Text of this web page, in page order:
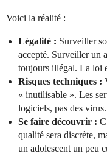
Voici la réalité :
Légalité : Surveiller
accepté. Surveiller un
toujours illégal. La loi
Risques techniques :
« inutilisable ». Les
logiciels, pas des
Se faire découvrir :
qualité sera discrète,
un adolescent un peu